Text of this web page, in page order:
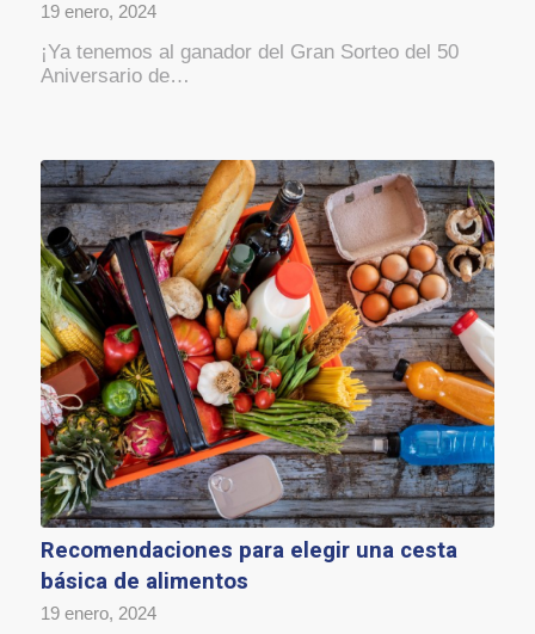
19 enero, 2024
¡Ya tenemos al ganador del Gran Sorteo del 50
Aniversario de…
Recomendaciones para elegir una cesta
básica de alimentos
19 enero, 2024